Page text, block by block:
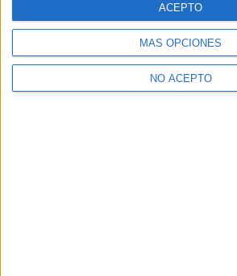
MÁS OPCIONES
NO ACEPTO
ACEPTO